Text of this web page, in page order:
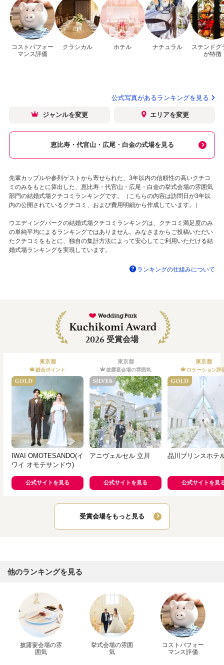
コストパフォー
マンス評価
クラシカル ホテル ナチュラル
ステンドグ
が特徴
公式写真があるランキングを見る
ジャンルを変更 エリアを変更
恵比寿・代官山・広尾・白金の式場を見る
先輩カップルや参列ゲストから寄せられた、3年以内の信頼性の高いクチコ
ミのみをもとに算出した、恵比寿・代官山・広尾・白金の挙式会場の雰囲気
部門の結婚式場クチコミランキングです。（こちらの内容は訪問日が3年以
内の公開されているクチコミ、および費用明細から作成しています。）
ウエディングパークの結婚式場クチコミランキングは、クチコミ満足度のみ
の単純平均によるランキングではありません。みなさまからご投稿いただい
たクチコミをもとに、独自の集計方法によって安心してご利用いただける結
婚式場ランキングを実現しています。
ランキングの仕組みについて
2026 受賞会場
東京都
総合ポイント
IWAI OMOTESANDO(イ
ワイ オモテサンドウ)
公式サイトを見る
東京都
披露宴会場の雰囲気
アニヴェルセル 立川
公式サイトを見る
東京都
ロケーション評
品川プリンスホテ
公式サイトを見
受賞会場をもっと見る
他のランキングを見る
披露宴会場の雰
囲気
挙式会場の雰囲
気
コストパフォー
マンス評価